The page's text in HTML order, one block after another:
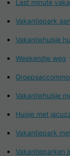
Last minute
Vakantiepark
Vakantiehuisje
Weekendje weg
Vakantiehuisje
Huisje met
Vakantiepark
Vakantieparken